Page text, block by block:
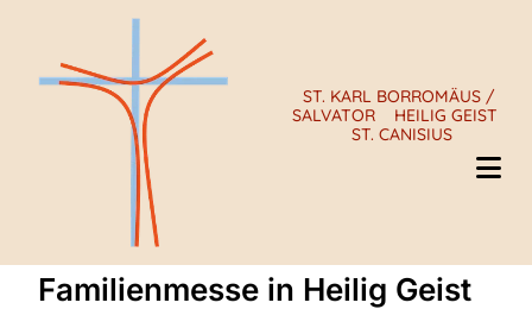
ST. KARL BORROMÄUS /
SALVATOR
HEILIG GEIST
ST. CANISIUS
Familienmesse in Heilig Geist